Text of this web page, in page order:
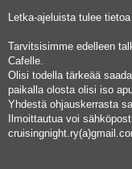
Letka-ajeluista tulee tietoa
Tarvitsisimme edelleen
Cafelle.
Olisi todella tärkeää
paikalla olosta olisi iso
Yhdestä ohjauskerrasta
Ilmoittautua voi